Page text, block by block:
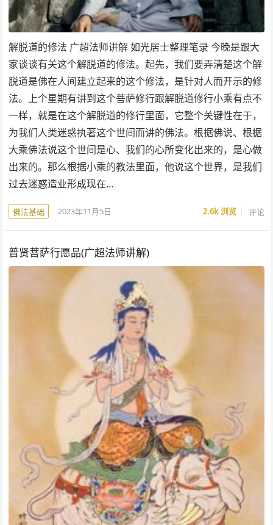
解脱道的修法 广超法师讲解 如光居士整理笔录 今晚是跟大
家谈谈有关这个解脱道的修法。起先，我们要弄清楚这个解
脱道是佛在人间建立起来的这个修法，是针对人而开示的修
法。上个星期有讲到这个菩萨修行跟解脱道修行小乘有点不
一样，就是在这个解脱道的修行里面，它整个关键性在于，
为我们人类迷惑执著这个世间而讲的佛法。根据佛说、根据
大乘佛法说这个世间是心、我们的心所变化出来的，是心做
出来的。那么根据小乘的教法里面，他说这个世界，是我们
过去迷惑造业形成现在…
佛法基础 2023年11月5日 2.6k浏览 评论
普贤菩萨行愿品(广超法师讲解)